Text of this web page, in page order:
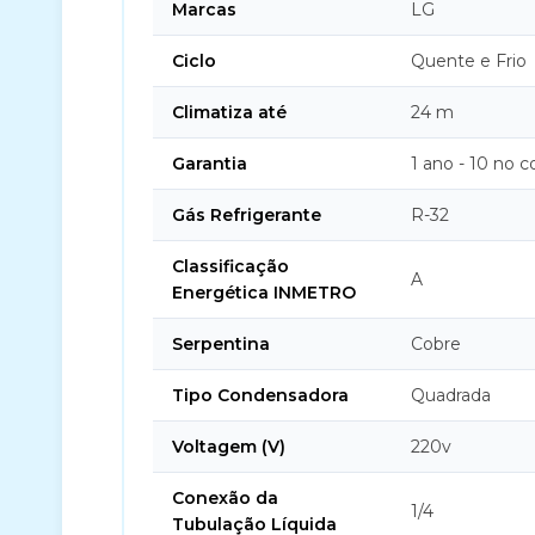
Marcas LG
Ciclo Quente e Frio
Climatiza até 24 m
Garantia 1 ano - 10 no
Gás Refrigerante R-32
Classificação
Energética INMETRO
A
Serpentina Cobre
Tipo Condensadora Quadrada
Voltagem (V) 220v
Conexão da
Tubulação Líquida
1/4